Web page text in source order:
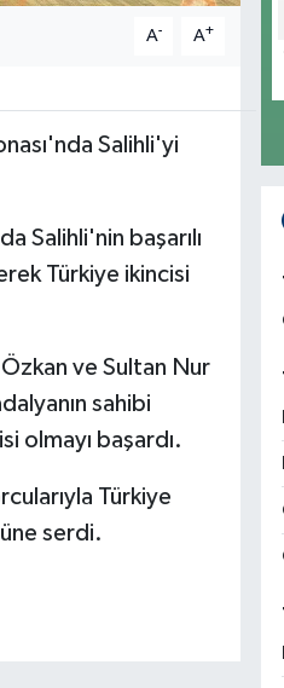
A- A+
Salihli'yi
Salihli'nin başarılı
Türkiye ikincisi
ve Sultan Nur
sahibi
olmayı başardı.
Türkiye
serdi.